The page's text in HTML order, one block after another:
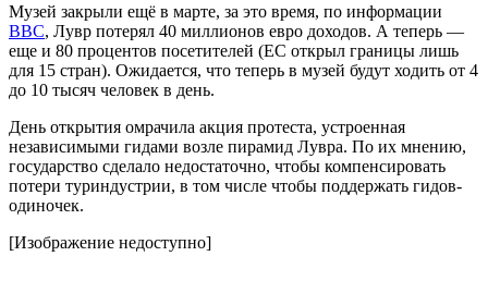
Музей закрыли ещё в марте, за это время, по информации
BBC, Лувр потерял 40 миллионов евро доходов. А теперь —
еще и 80 процентов посетителей (ЕС открыл границы лишь
для 15 стран). Ожидается, что теперь в музей будут ходить от 4
до 10 тысяч человек в день.
День открытия омрачила акция протеста, устроенная
независимыми гидами возле пирамид Лувра. По их мнению,
государство сделало недостаточно, чтобы компенсировать
потери туриндустрии, в том числе чтобы поддержать гидов-
одиночек.
[Изображение недоступно]